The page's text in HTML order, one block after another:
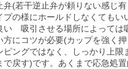
弁(若干逆止弁が頼りない感じ
プの様にホールドしなくてもい
い　吸引させる場所によっては
方にコツが必要(カップを強く
ピングではなく、しっかり上限
で戻す)です。あくまで応急処